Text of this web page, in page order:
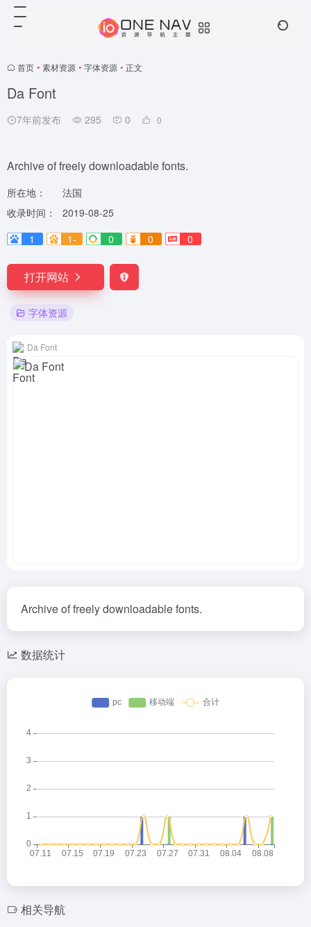
首页 • 素材资源 • 字体资源 • 正文
Da Font
7年前发布 295 0 0
Archive of freely downloadable fonts.
所在地：
法国
收录时间：
2019-08-25
1
1- 0 0 0
打开网站
字体资源
Da Font
Archive of freely downloadable fonts.
数据统计
相关导航